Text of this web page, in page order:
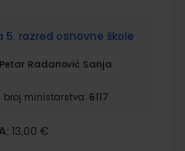
5. razred osnovne škole
Radanović Sanja
broj ministarstva: 6117
13,00 €